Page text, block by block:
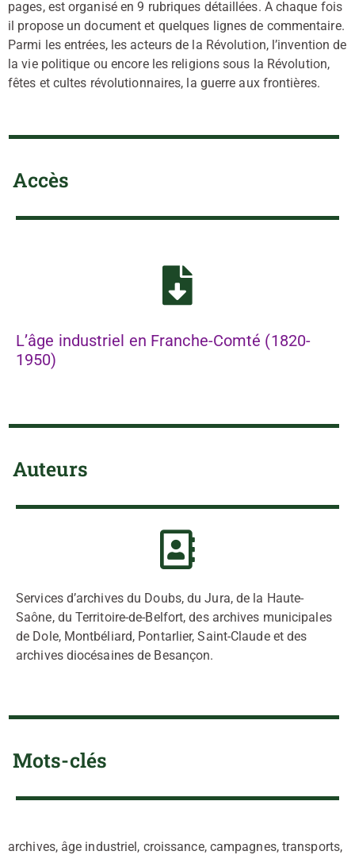
pages, est organisé en 9 rubriques détaillées. A chaque fois
il propose un document et quelques lignes de commentaire.
Parmi les entrées, les acteurs de la Révolution, l’invention de
la vie politique ou encore les religions sous la Révolution,
fêtes et cultes révolutionnaires, la guerre aux frontières.
Accès
L’âge industriel en Franche-Comté (1820-
1950)
Auteurs
Services d’archives du Doubs, du Jura, de la Haute-
Saône, du Territoire-de-Belfort, des archives municipales
de Dole, Montbéliard, Pontarlier, Saint-Claude et des
archives diocésaines de Besançon.
Mots-clés
archives, âge industriel, croissance, campagnes, transports,